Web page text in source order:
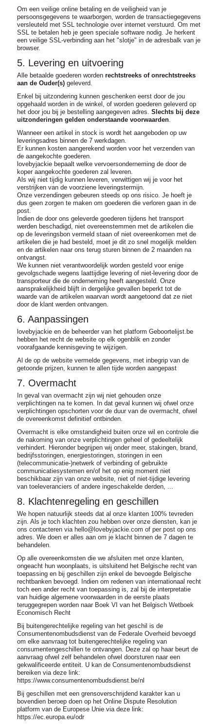
Om een veilige online betaling en de veiligheid van je
persoonsgegevens te waarborgen, worden de transactiegegevens
versleuteld met SSL technologie over internet verstuurd. Om met
SSL te betalen heb je geen speciale software nodig. Je herkent
een veilige SSL-verbinding aan het "slotje" in de adresbalk van je
browser.
5. Levering en uitvoering
Alle betaalde goederen worden rechtstreeks of onrechtstreeks
aan de Ouder(s) geleverd.
Enkel bij uitzondering kunnen geschenken eerst door de jou
opgehaald worden in de winkel, of worden goederen geleverd op
het door jou bij je bestelling aangegeven adres. Slechts bij deze
uitzonderingen gelden onderstaande voorwaarden.
Wanneer een artikel in stock is wordt het aangeboden op uw
leveringsadres binnen de 7 werkdagen.
Er kunnen kosten aangerekend worden voor het verzenden van
de aangekochte goederen.
lovebyjackie bepaalt welke vervoersonderneming de door de
koper aangekochte goederen zal leveren.
Als wij niet tijdig kunnen leveren, verwittigen wij je voor het
verstrijken van de voorziene leveringstermijn.
Onze verzendingen gebeuren steeds op ons risico. Je hoeft je
dus geen zorgen te maken om goederen die verloren gaan in de
post.
Indien de door ons geleverde goederen tijdens het transport
werden beschadigd, niet overeenstemmen met de artikelen die
op de leveringsbon vermeld staan of niet overeenkomen met de
artikelen die je had besteld, moet je dit zo snel mogelijk melden
en de artikelen naar ons terug sturen binnen de 2 maanden na
ontvangst.
We kunnen niet verantwoordelijk worden gesteld voor enige
gevolgschade wegens laattijdige levering of niet-levering door de
transporteur die de onderneming heeft aangesteld. Onze
aansprakelijkheid blijft in dergelijke gevallen beperkt tot de
waarde van de artikelen waarvan wordt aangetoond dat ze niet
door de klant werden ontvangen.
6. Aanpassingen
lovebyjackie en de beheerder van het platform Geboortelijst.be
hebben het recht de website op elk ogenblik en zonder
voorafgaande kennisgeving te wijzigen.
Al de op de website vermelde gegevens, met inbegrip van de
getoonde prijzen, kunnen te allen tijde worden aangepast
7. Overmacht
In geval van overmacht zijn wij niet gehouden onze
verplichtingen na te komen. In dat geval kunnen wij ofwel onze
verplichtingen opschorten voor de duur van de overmacht, ofwel
de overeenkomst definitief ontbinden.
Overmacht is elke omstandigheid buiten onze wil en controle die
de nakoming van onze verplichtingen geheel of gedeeltelijk
verhindert. Hieronder begrijpen wij onder meer, stakingen, brand,
bedrijfsstoringen, energiestoringen, storingen in een
(telecommunicatie-)netwerk of verbinding of gebruikte
communicatiesystemen en/of het op enig moment niet
beschikbaar zijn van onze website, niet of niet-tijdige levering
van toeleveranciers of andere ingeschakelde derden, ...
8. Klachtenregeling en geschillen
We hopen natuurlijk steeds dat al onze klanten 100% tevreden
zijn. Als je toch klachten zou hebben over onze diensten, kan je
ons contacteren via hello@lovebyjackie.com of per post op ons
adres. We doen er alles aan om je klacht binnen de 7 dagen te
behandelen.
Op alle overeenkomsten die we afsluiten met onze klanten,
ongeacht hun woonplaats, is uitsluitend het Belgische recht van
toepassing en bij geschillen zijn enkel de bevoegde Belgische
rechtbanken bevoegd. Indien om redenen van internationaal recht
toch een ander recht van toepassing is, zal bij de interpretatie
van huidige algemene voorwaarden in de eerste plaats
teruggegrepen worden naar Boek VI van het Belgisch Wetboek
Economisch Recht
Bij buitengerechtelijke regeling van het geschil is de
Consumentenombudsdienst van de Federale Overheid bevoegd
om elke aanvraag tot buitengerechtelijke regeling van
consumentengeschillen te ontvangen. Deze zal op haar beurt de
aanvraag ofwel zelf behandelen ofwel doorsturen naar een
gekwalificeerde entiteit. U kan de Consumentenombudsdienst
bereiken via deze link:
https://www.consumentenombudsdienst.be/nl
Bij geschillen met een grensoverschrijdend karakter kan u
bovendien beroep doen op het Online Dispute Resolution
platform van de Europese Unie via deze link:
https://ec.europa.eu/odr